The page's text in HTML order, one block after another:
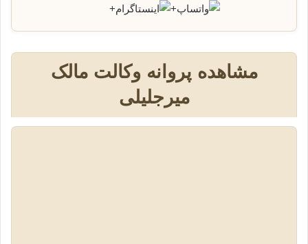
+
+
مشاهده پروانه وکالت مالک
میرجلیلی